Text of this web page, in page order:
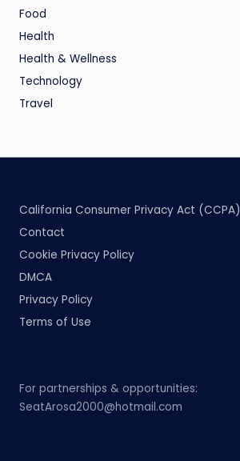
Food
Health
Health & Wellness
Technology
Travel
California Consumer Privacy Act (CCPA)
Contact
Cookie Privacy Policy
DMCA
Privacy Policy
Terms of Use
For partnerships & opportunities:
SeatArosa2000@hotmail.com